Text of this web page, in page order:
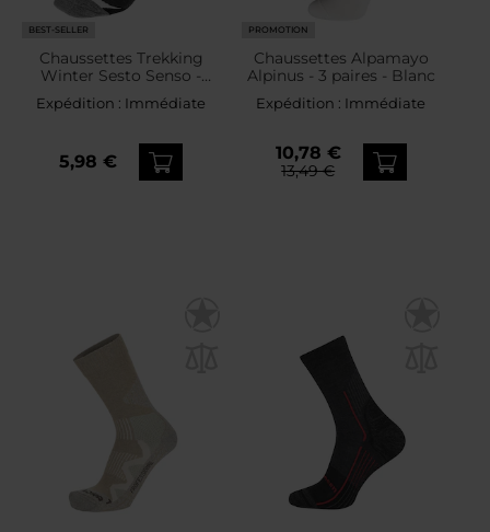
BEST-SELLER
Chaussettes Trekking
Winter Sesto Senso -
Grey/Black
Expédition : Immédiate
5,98 €
PROMOTION
Chaussettes Alpamayo
Alpinus - 3 paires - Blanc
Expédition : Immédiate
10,78 €
13,49 €